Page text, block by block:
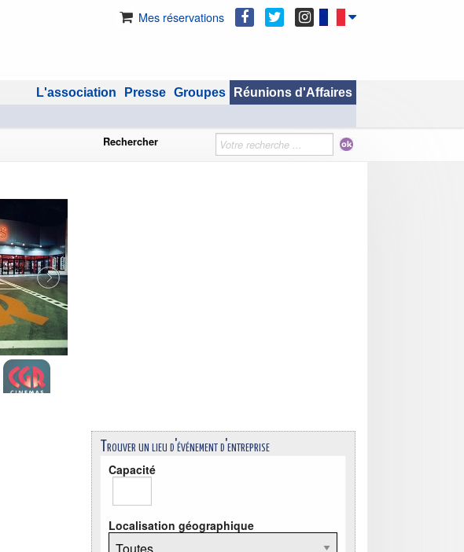
Mes réservations
Réunions d'Affaires
Groupes
Presse
L'association
Rechercher
Trouver un lieu d'événement d'entreprise
Capacité
Localisation géographique